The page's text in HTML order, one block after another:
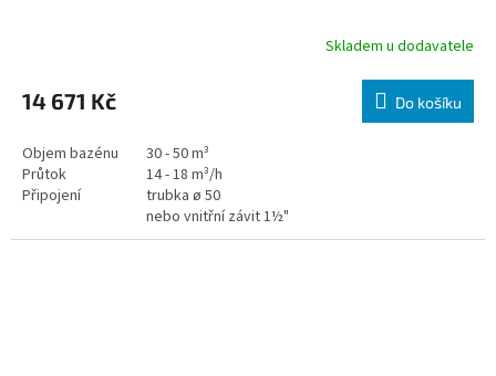
Skladem u dodavatele
14 671 Kč Do košíku
Objem bazénu
30 - 50 m³
Průtok
14 - 18 m³/h
Připojení
trubka ø 50
nebo vnitřní závit 1½"